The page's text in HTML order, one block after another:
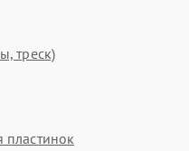
треск)
пластинок